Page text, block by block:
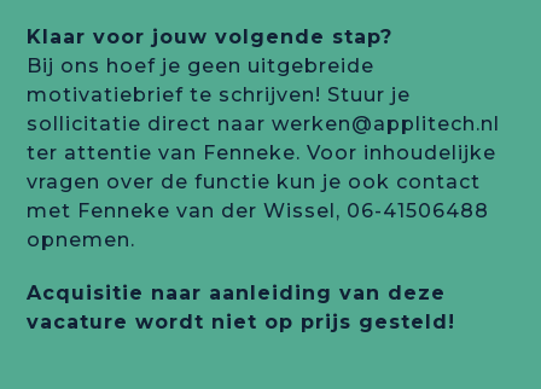
Klaar voor jouw volgende stap?
Bij ons hoef je geen uitgebreide
motivatiebrief te schrijven! Stuur je
sollicitatie direct naarwerken@applitech.nl
ter attentie van Fenneke. Voor inhoudelijke
vragen over de functie kun je ook contact
met Fenneke van der Wissel, 06-41506488
opnemen.
Acquisitie naar aanleiding van deze
vacature wordt niet op prijs gesteld!